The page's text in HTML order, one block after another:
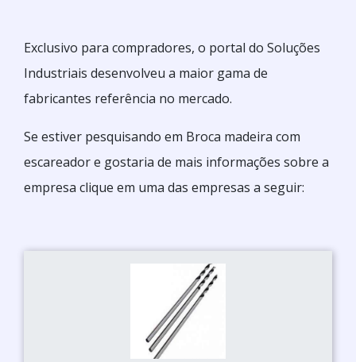
Exclusivo para compradores, o portal do Soluções
Industriais desenvolveu a maior gama de
fabricantes referência no mercado.
Se estiver pesquisando em Broca madeira com
escareador e gostaria de mais informações sobre a
empresa clique em uma das empresas a seguir: